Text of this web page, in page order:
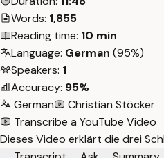
Words: 1,855
Reading time: 10 min
Language: German (95%)
Speakers: 1
Accuracy: 95%
German
Christian Stöcker
Transcribe a YouTube Video
Dieses Video erklärt die drei